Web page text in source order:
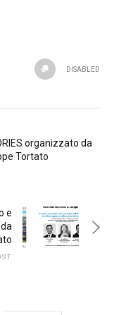
DISABLED
organizzato da
Tortato
e